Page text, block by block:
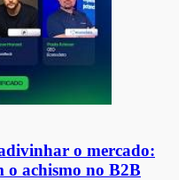
o mercado:
o achismo no B2B